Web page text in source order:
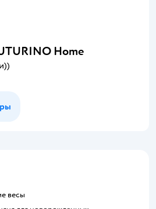
Home
весы